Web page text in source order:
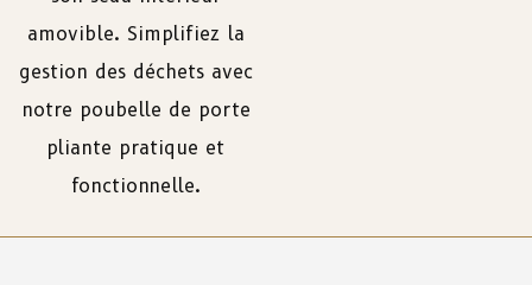
amovible. Simplifiez la
gestion des déchets avec
notre poubelle de porte
pliante pratique et
fonctionnelle.